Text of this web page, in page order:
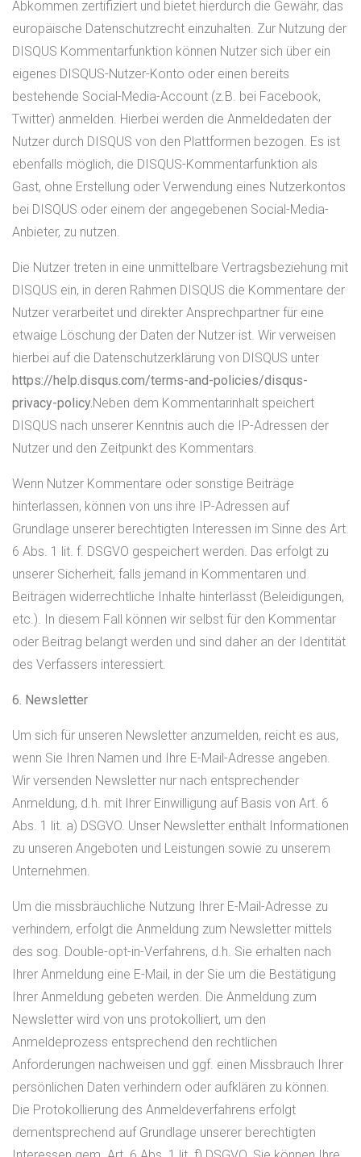
Abkommen zertifiziert und bietet hierdurch die Gewähr, das
europäische Datenschutzrecht einzuhalten. Zur Nutzung der
DISQUS Kommentarfunktion können Nutzer sich über ein
eigenes DISQUS-Nutzer-Konto oder einen bereits
bestehende Social-Media-Account (z.B. bei Facebook,
Twitter) anmelden. Hierbei werden die Anmeldedaten der
Nutzer durch DISQUS von den Plattformen bezogen. Es ist
ebenfalls möglich, die DISQUS-Kommentarfunktion als
Gast, ohne Erstellung oder Verwendung eines Nutzerkontos
bei DISQUS oder einem der angegebenen Social-Media-
Anbieter, zu nutzen.
Die Nutzer treten in eine unmittelbare Vertragsbeziehung mit
DISQUS ein, in deren Rahmen DISQUS die Kommentare der
Nutzer verarbeitet und direkter Ansprechpartner für eine
etwaige Löschung der Daten der Nutzer ist. Wir verweisen
hierbei auf die Datenschutzerklärung von DISQUS unter
https://help.disqus.com/terms-and-policies/disqus-
privacy-policy.Neben dem Kommentarinhalt speichert
DISQUS nach unserer Kenntnis auch die IP-Adressen der
Nutzer und den Zeitpunkt des Kommentars.
Wenn Nutzer Kommentare oder sonstige Beiträge
hinterlassen, können von uns ihre IP-Adressen auf
Grundlage unserer berechtigten Interessen im Sinne des Art.
6 Abs. 1 lit. f. DSGVO gespeichert werden. Das erfolgt zu
unserer Sicherheit, falls jemand in Kommentaren und
Beiträgen widerrechtliche Inhalte hinterlässt (Beleidigungen,
etc.). In diesem Fall können wir selbst für den Kommentar
oder Beitrag belangt werden und sind daher an der Identität
des Verfassers interessiert.
6. Newsletter
Um sich für unseren Newsletter anzumelden, reicht es aus,
wenn Sie Ihren Namen und Ihre E-Mail-Adresse angeben.
Wir versenden Newsletter nur nach entsprechender
Anmeldung, d.h. mit Ihrer Einwilligung auf Basis von Art. 6
Abs. 1 lit. a) DSGVO. Unser Newsletter enthält Informationen
zu unseren Angeboten und Leistungen sowie zu unserem
Unternehmen.
Um die missbräuchliche Nutzung Ihrer E-Mail-Adresse zu
verhindern, erfolgt die Anmeldung zum Newsletter mittels
des sog. Double-opt-in-Verfahrens, d.h. Sie erhalten nach
Ihrer Anmeldung eine E-Mail, in der Sie um die Bestätigung
Ihrer Anmeldung gebeten werden. Die Anmeldung zum
Newsletter wird von uns protokolliert, um den
Anmeldeprozess entsprechend den rechtlichen
Anforderungen nachweisen und ggf. einen Missbrauch Ihrer
persönlichen Daten verhindern oder aufklären zu können.
Die Protokollierung des Anmeldeverfahrens erfolgt
dementsprechend auf Grundlage unserer berechtigten